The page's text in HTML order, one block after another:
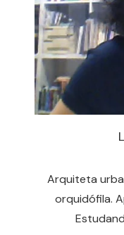
Arquiteta
orquidófila.